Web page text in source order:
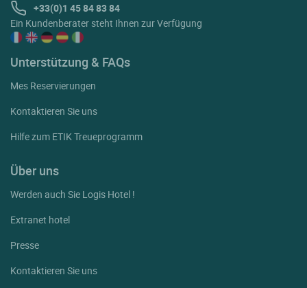
+33(0)1 45 84 83 84
Ein Kundenberater steht Ihnen zur Verfügung
Unterstützung & FAQs
Mes Reservierungen
Kontaktieren Sie uns
Hilfe zum ETIK Treueprogramm
Über uns
Werden auch Sie Logis Hotel !
Extranet hotel
Presse
Kontaktieren Sie uns